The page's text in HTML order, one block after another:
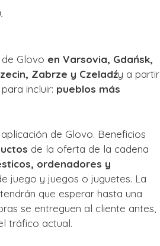
Glovo en Varsovia, Gdańsk,
Zabrze y Czeladźy a partir
incluir: pueblos más
de Glovo. Beneficios
de la oferta de la cadena
ordenadores y
juego y juegos o juguetes. La
que esperar hasta una
se entreguen al cliente antes,
tráfico actual.